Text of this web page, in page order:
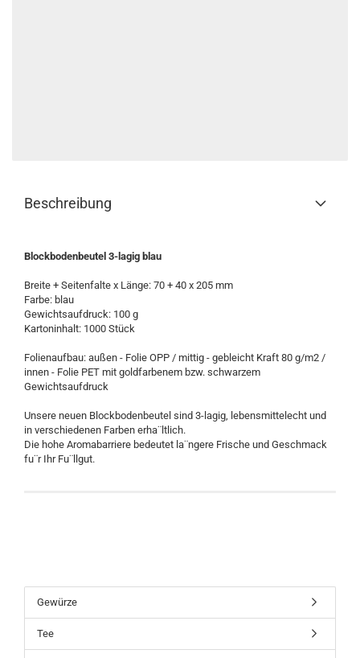
Beschreibung
Blockbodenbeutel 3-lagig blau
Breite + Seitenfalte x Länge: 70 + 40 x 205 mm
Farbe: blau
Gewichtsaufdruck: 100 g
Kartoninhalt: 1000 Stück
Folienaufbau: außen - Folie OPP / mittig - gebleicht Kraft 80 g/m2 /
innen - Folie PET mit goldfarbenem bzw. schwarzem
Gewichtsaufdruck
Unsere neuen Blockbodenbeutel sind 3-lagig, lebensmittelecht und
in verschiedenen Farben erha¨ltlich.
Die hohe Aromabarriere bedeutet la¨ngere Frische und Geschmack
fu¨r Ihr Fu¨llgut.
Gewürze
Tee